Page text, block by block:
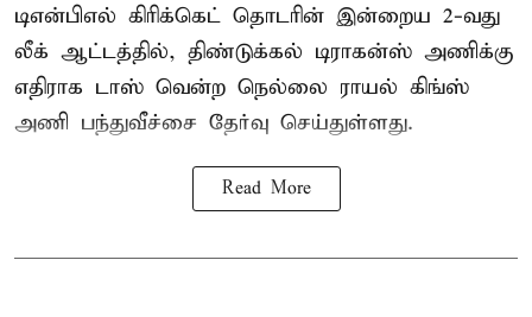
டிஎன்பிஎல் கிரிக்கெட் தொடரின் இன்றைய 2-வது
லீக் ஆட்டத்தில், திண்டுக்கல் டிராகன்ஸ் அணிக்கு
எதிராக டாஸ் வென்ற நெல்லை ராயல் கிங்ஸ்
அணி பந்துவீச்சை தேர்வு செய்துள்ளது.
Read More